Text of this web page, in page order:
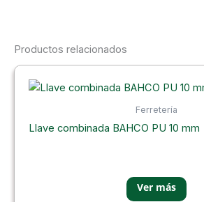
Productos relacionados
Ferretería
Llave combinada BAHCO PU 10 mm